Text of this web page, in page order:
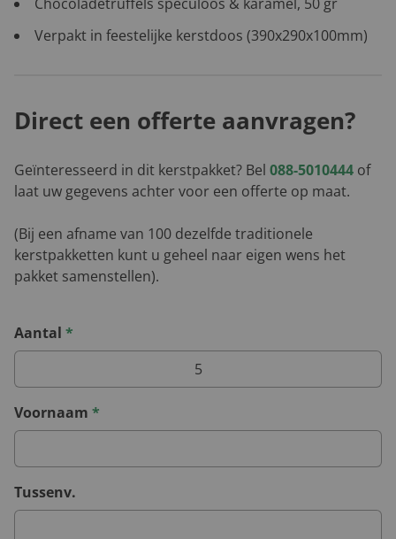
Verpakt in feestelijke kerstdoos (390x290x100mm)
Direct een offerte aanvragen?
Geïnteresseerd in dit kerstpakket? Bel 088-5010444 of
laat uw gegevens achter voor een offerte op maat.
(Bij een afname van 100 dezelfde traditionele
kerstpakketten kunt u geheel naar eigen wens het
pakket samenstellen).
Aantal *
Voornaam *
Tussenv.